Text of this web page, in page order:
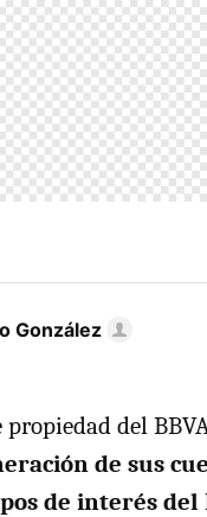
González
del
de sus
de interés del